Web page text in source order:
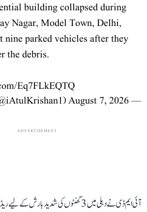
building collapsed during
Nagar, Model Town, Delhi,
nine parked vehicles after they
the debris.
Eq7FLkEQTQ
— Atulkrishan (@iAtulKrishan1)
August 7, 2026
ADVERTISEMENT
آئی ایم ڈی نے دہلی میں 3 گھنٹوں کی شدید